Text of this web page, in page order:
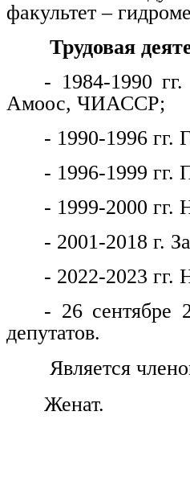
факультет –
Трудовая
- 1984-1990 гг.
Амоос, ЧИАССР;
- 1990-1996
- 1996-1999 гг.
- 1999-2000 гг.
- 2001-2018 г.
- 2022-2023 гг.
- 26 сентябре
депутатов.
Является
Женат.